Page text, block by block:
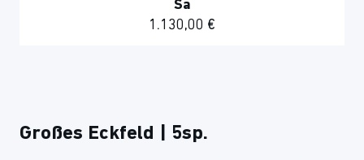
Sa
1.130,00 €
Großes Eckfeld | 5sp.